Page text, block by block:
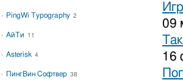
09
16
PingWi Typography 2
АйТи 11
Asterisk 4
ПингВин Софтвер 38